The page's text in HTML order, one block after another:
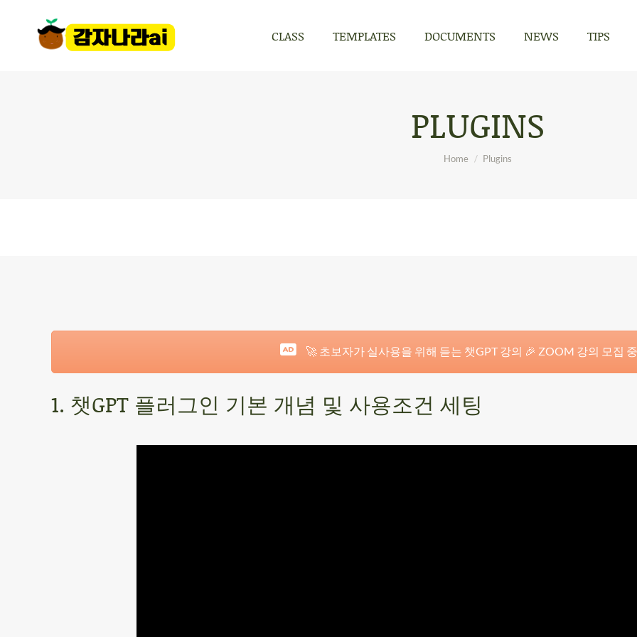
CLASS TEMPLATES DOCUMENTS NEWS TIPS
PLUGINS
You are here:
Home Plugins
🚀 초보자가 실사용을 위해 듣는 챗GPT 강의 🎉 ZOOM 강의 모집
1. 챗GPT 플러그인 기본 개념 및 사용조건 세팅